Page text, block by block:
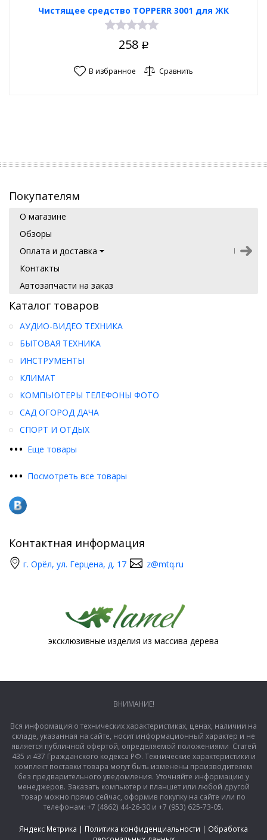
Чистящее средство TOPPERR 3001 для ЖК
258 Р
В избранное Сравнить
Покупателям
О магазине
Обзоры
Оплата и доставка
Контакты
Автозапчасти на заказ
Каталог товаров
••• Еще товары
АУДИО-ВИДЕО ТЕХНИКА
БЫТОВАЯ ТЕХНИКА
ИНСТРУМЕНТЫ
КЛИМАТ
КОМПЬЮТЕРЫ ТЕЛЕФОНЫ ФОТО
САД ОГОРОД ДАЧА
СПОРТ И ОТДЫХ
••• Посмотреть все товары
Контактная информация
г. Орёл, ул. Герцена, д. 17 z@mtq.ru
эксклюзивные изделия из массива дерева
ВНИМАНИЕ!
Вся информация о технических характеристиках, ценах, наличии на
складе, указанная на сайте, носит информационный характер и не
является публичной офертой, определяемой положениями Статей
435 и 437 Гражданского кодекса РФ. Технические характеристики и
комплект поставки товара могут быть изменены производителем
без предварительного уведомления. Уточняйте информацию у
менеджеров. Заказать компьютер и планшет или любой другой
товар можно прямо сейчас, оформив покупку на сайте или по
телефонам: +7 (4862) 44-26-30 и +7 (953) 625-73-05.
Яндекс Метрика | Политика конфиденциальности | Обработка